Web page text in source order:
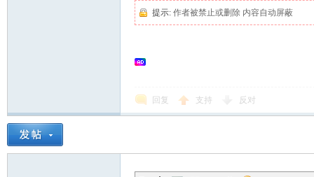
ers
提示: 作者被禁止或删除 内容自动屏蔽
回复 支持 反对